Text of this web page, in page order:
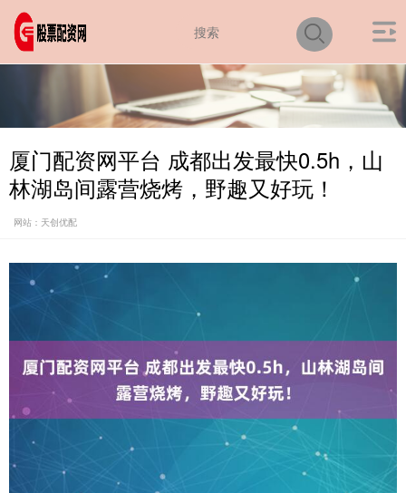
厦门配资网平台 成都出发最快0.5h，山
林湖岛间露营烧烤，野趣又好玩！
网站：天创优配